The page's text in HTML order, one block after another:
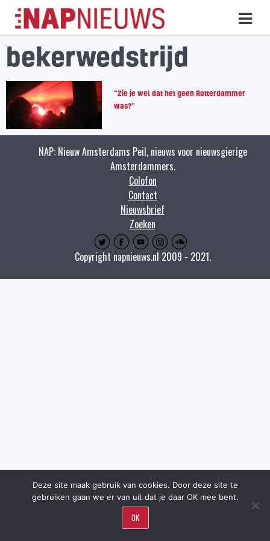
Skip
naar
inhoud
bekerwedstrijd
“Zie je wel dat het geen Rotterdammer
was?”
NAP: Nieuw Amsterdams Peil, nieuws voor nieuwsgierige
Amsterdammers.
Colofon
Contact
Nieuwsbrief
Zoeken
Copyright napnieuws.nl 2009 - 2021.
Deze site maak gebruik van cookies. Door deze site te
gebruiken gaan we er van uit dat je daar OK mee bent.
OK